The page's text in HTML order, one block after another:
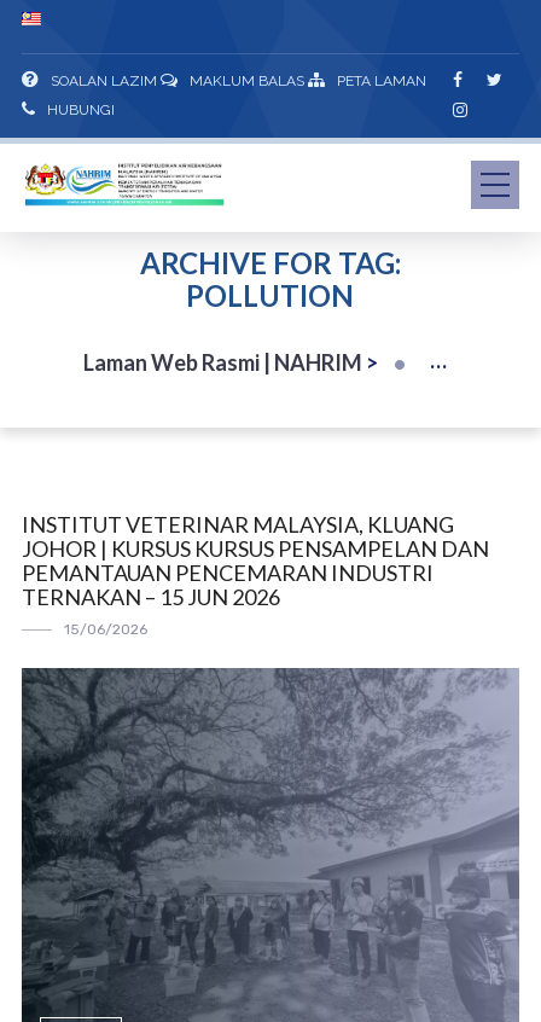
SOALAN LAZIM MAKLUM BALAS
PETA LAMAN
HUBUNGI
ARCHIVE FOR TAG:
POLLUTION
Laman Web Rasmi | NAHRIM >
INSTITUT VETERINAR MALAYSIA, KLUANG
JOHOR | KURSUS KURSUS PENSAMPELAN DAN
PEMANTAUAN PENCEMARAN INDUSTRI
TERNAKAN – 15 JUN 2026
15/06/2026